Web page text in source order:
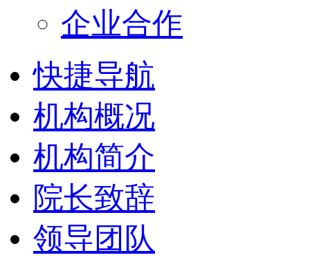
企业合作
快捷导航
机构概况
机构简介
院长致辞
领导团队